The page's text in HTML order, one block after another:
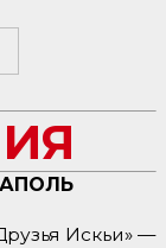
Искьи» —